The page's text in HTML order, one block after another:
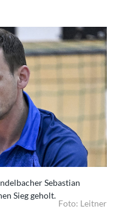
Sebastian
Sieg geholt.
Foto: Leitner